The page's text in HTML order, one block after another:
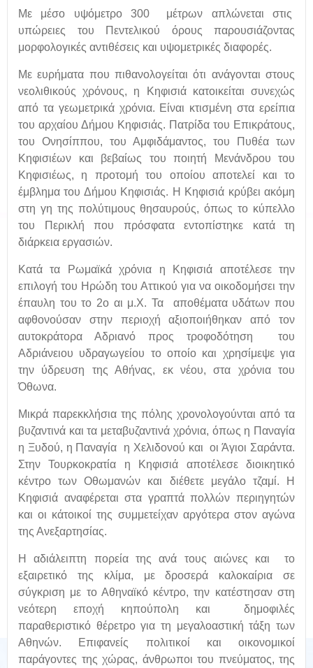
Με μέσο υψόμετρο 300 μέτρων απλώνεται στις
υπώρειες του Πεντελικού όρους παρουσιάζοντας
μορφολογικές αντιθέσεις και υψομετρικές διαφορές.
Με ευρήματα που πιθανολογείται ότι ανάγονται στους
νεολιθικούς χρόνους, η Κηφισιά κατοικείται συνεχώς
από τα γεωμετρικά χρόνια. Είναι κτισμένη στα ερείπια
του αρχαίου Δήμου Κηφισιάς. Πατρίδα του Επικράτους,
του Ονησίππου, του Αμφιδάμαντος, του Πυθέα των
Κηφισιέων και βεβαίως του ποιητή Μενάνδρου του
Κηφισιέως, η προτομή του οποίου αποτελεί και το
έμβλημα του Δήμου Κηφισιάς. Η Κηφισιά κρύβει ακόμη
στη γη της πολύτιμους θησαυρούς, όπως το κύπελλο
του Περικλή που πρόσφατα εντοπίστηκε κατά τη
διάρκεια εργασιών.
Κατά τα Ρωμαϊκά χρόνια η Κηφισιά αποτέλεσε την
επιλογή του Ηρώδη του Αττικού για να οικοδομήσει την
έπαυλη του το 2ο αι μ.Χ. Τα αποθέματα υδάτων που
αφθονούσαν στην περιοχή αξιοποιήθηκαν από τον
αυτοκράτορα Αδριανό προς τροφοδότηση του
Αδριάνειου υδραγωγείου το οποίο και χρησίμεψε για
την ύδρευση της Αθήνας, εκ νέου, στα χρόνια του
Όθωνα.
Μικρά παρεκκλήσια της πόλης χρονολογούνται από τα
βυζαντινά και τα μεταβυζαντινά χρόνια, όπως η Παναγία
η Ξυδού, η Παναγία η Χελιδονού και οι Άγιοι Σαράντα.
Στην Τουρκοκρατία η Κηφισιά αποτέλεσε διοικητικό
κέντρο των Οθωμανών και διέθετε μεγάλο τζαμί. Η
Κηφισιά αναφέρεται στα γραπτά πολλών περιηγητών
και οι κάτοικοί της συμμετείχαν αργότερα στον αγώνα
της Ανεξαρτησίας.
Η αδιάλειπτη πορεία της ανά τους αιώνες και το
εξαιρετικό της κλίμα, με δροσερά καλοκαίρια σε
σύγκριση με το Αθηναϊκό κέντρο, την κατέστησαν στη
νεότερη εποχή κηπούπολη και δημοφιλές
παραθεριστικό θέρετρο για τη μεγαλοαστική τάξη των
Αθηνών. Επιφανείς πολιτικοί και οικονομικοί
παράγοντες της χώρας, άνθρωποι του πνεύματος, της